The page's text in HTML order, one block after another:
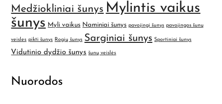
Medžiokliniai šunys Mylintis vaikus
šunys Myli vaikus Naminiai šunys pavojingi šunys pavojingos šunų
veisles pikti šunys Rogių šunys Sarginiai šunys Sportiniai šunys
Vidutinio dydžio šunys šunų veislės
Nuorodos